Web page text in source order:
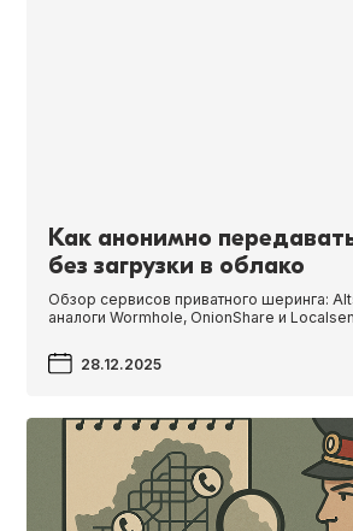
Как анонимно
без загрузки в облако
Обзор сервисов приватного шеринга:
аналоги Worm­hole, Onion­Share и
28.12.2025